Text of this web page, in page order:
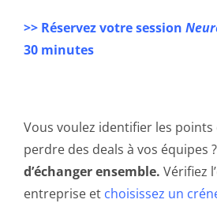
>> Réservez votre session
30 minutes
Vous voulez identifier les
perdre des deals à vos équipes ?
d’échanger ensemble. Vérifiez
entreprise et choisissez un